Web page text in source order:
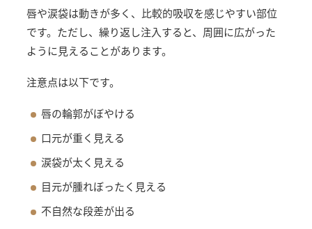
唇や涙袋は動きが多く、比較的吸収を感じやすい部位
です。ただし、繰り返し注入すると、周囲に広がった
ように見えることがあります。
注意点は以下です。
唇の輪郭がぼやける
口元が重く見える
涙袋が太く見える
目元が腫れぼったく見える
不自然な段差が出る